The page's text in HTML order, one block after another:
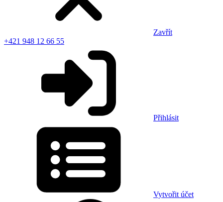
Zavřít
+421 948 12 66 55
Přihlásit
Vytvořit účet